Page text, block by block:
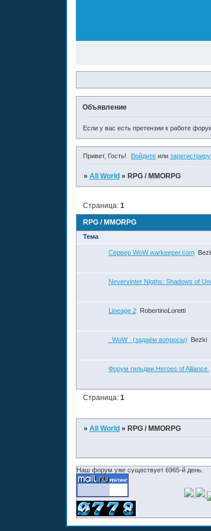
Объявление
Если у вас есть претензии к работе
Привет, Гость! Войдите или
» All World » RPG / MMORPG
RPG / MMORPG
Страница: 1
Тема
Сервер WoW warkeeper.com
Nevervinter Nigths: Shadows of
Lineage 2
RobertinoLoretti
_WoW_ (задаём вопросы)
Bezki
Форум гильдии Heroes of Alliance.
Страница: 1
» All World » RPG / MMORPG
Наш форум уже существует 6965-й день.